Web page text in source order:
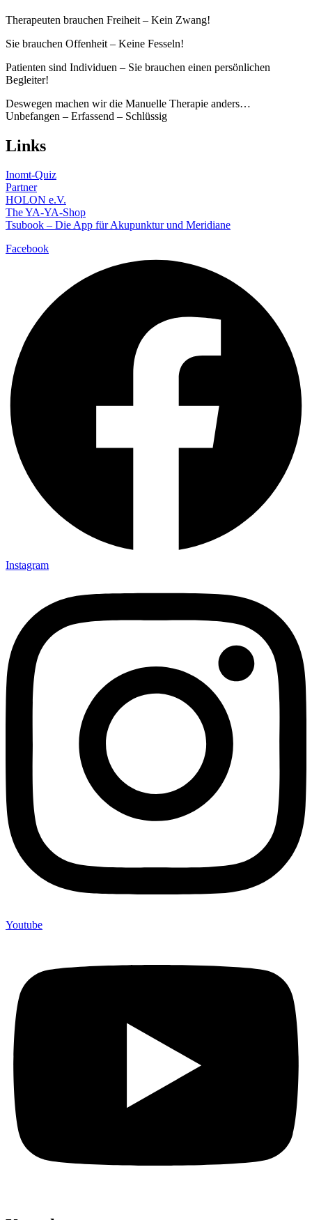
Therapeuten brauchen Freiheit – Kein Zwang!
Sie brauchen Offenheit – Keine Fesseln!
Patienten sind Individuen – Sie brauchen einen persönlichen
Begleiter!
Deswegen machen wir die Manuelle Therapie anders…
Unbefangen – Erfassend – Schlüssig
Links
Inomt-Quiz
Partner
HOLON e.V.
The YA-YA-Shop
Tsubook – Die App für Akupunktur und Meridiane
Facebook
Instagram
Youtube